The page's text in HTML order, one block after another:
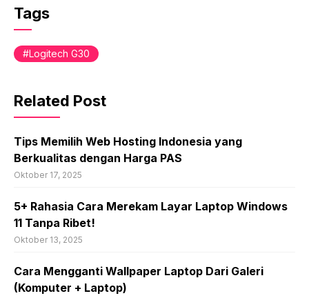
Tags
Logitech G30
Related Post
Tips Memilih Web Hosting Indonesia yang
Berkualitas dengan Harga PAS
Oktober 17, 2025
5+ Rahasia Cara Merekam Layar Laptop Windows
11 Tanpa Ribet!
Oktober 13, 2025
Cara Mengganti Wallpaper Laptop Dari Galeri
(Komputer + Laptop)